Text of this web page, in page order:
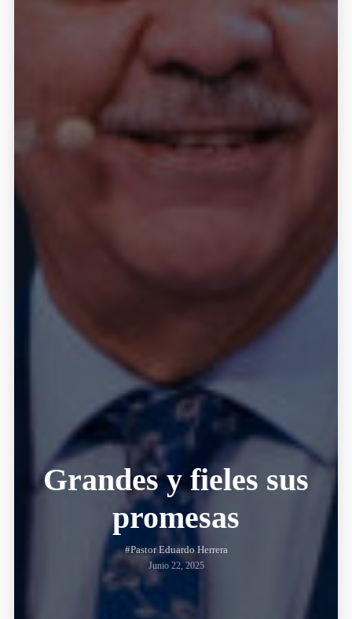
Grandes y fieles sus
promesas
#Pastor Eduardo Herrera
Junio 22, 2025